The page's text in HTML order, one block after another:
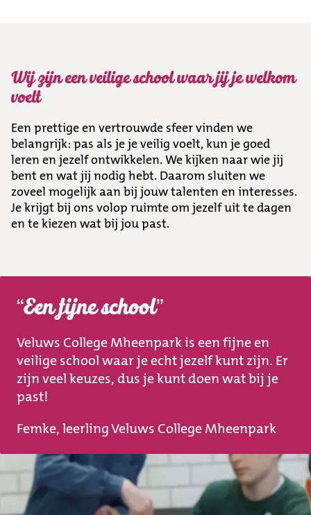
Wij zijn een veilige school waar jij je welkom
voelt
Een prettige en vertrouwde sfeer vinden we
belangrijk: pas als je je veilig voelt, kun je goed
leren en jezelf ontwikkelen. We kijken naar wie jij
bent en wat jij nodig hebt. Daarom sluiten we
zoveel mogelijk aan bij jouw talenten en interesses.
Je krijgt bij ons volop ruimte om jezelf uit te dagen
en te kiezen wat bij jou past.
Een fijne school
Veluws College Mheenpark is een fijne en
veilige school waar je echt jezelf kunt zijn. Er
zijn veel keuzes, dus je kunt doen wat bij je
past!
Femke, leerling Veluws College Mheenpark